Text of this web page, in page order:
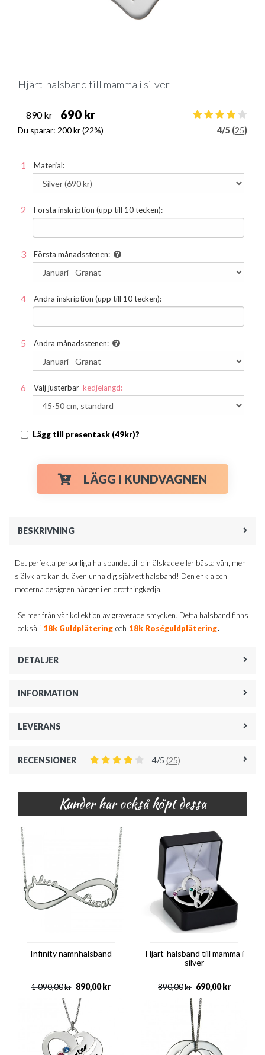
Hjärt-halsband till mamma i silver
890 kr 690 kr
Du sparar: 200 kr(22%) 4/5 (25)
Material:
Första inskription (upp till 10 tecken):
Första månadsstenen:
Andra inskription (upp till 10 tecken):
Andra månadsstenen:
Välj justerbar kedjelängd:
Lägg till presentask (49kr)?
LÄGG I KUNDVAGNEN
BESKRIVNING
Det perfekta personliga halsbandet till din älskade eller bästa vän, men
självklart kan du även unna dig själv ett halsband! Den enkla och
moderna designen hänger i en drottningkedja.
Se mer från vår kollektion av graverade smycken. Detta halsband finns
också i 18k Guldplätering och 18k Roséguldplätering.
DETALJER
INFORMATION
LEVERANS
RECENSIONER 4/5 (25)
Kunder har också köpt dessa
Infinity namnhalsband
kr
1 090,00 kr
890,00
Hjärt-halsband till mamma i
silver
kr
890,00 kr
690,00